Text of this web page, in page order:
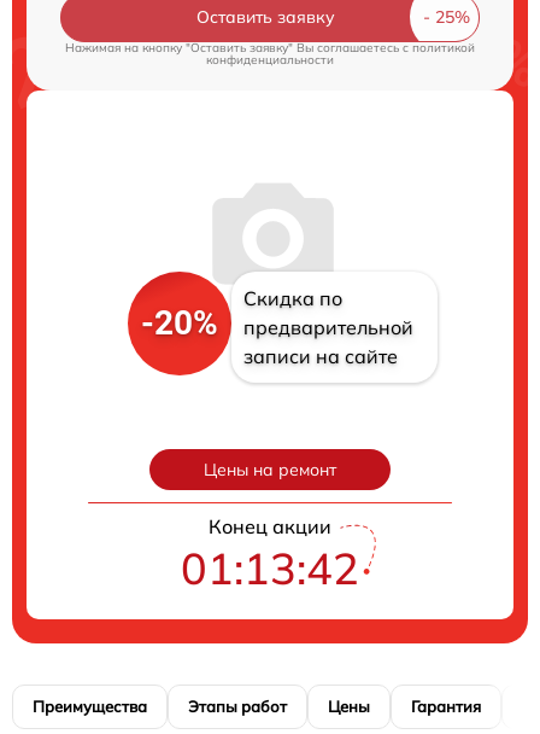
Оставить заявку
Нажимая на кнопку "Оставить заявку" Вы соглашаетесь cполитикой
конфиденциальности
-20%
Скидка по
предварительной
записи на сайте
Цены на ремонт
Конец акции
01:13:41
Преимущества Этапы работ Цены Гарантия